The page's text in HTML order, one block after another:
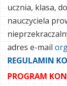
ucznia, klasa,
nauczyciela
adres e-mail
REGULAMIN
PROGRAM